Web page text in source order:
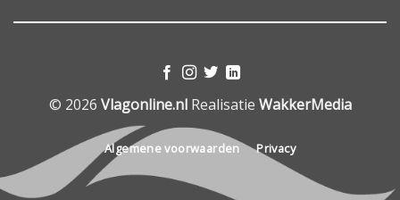
© 2026 Vlagonline.nlRealisatie WakkerMedia
Algemene voorwaarden Privacy